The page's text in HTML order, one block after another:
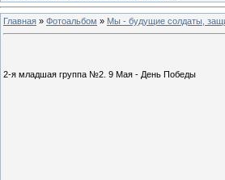
Главная » Фотоальбом » Мы - будущие солдаты,
2-я младшая группа №2. 9 Мая - День Победы